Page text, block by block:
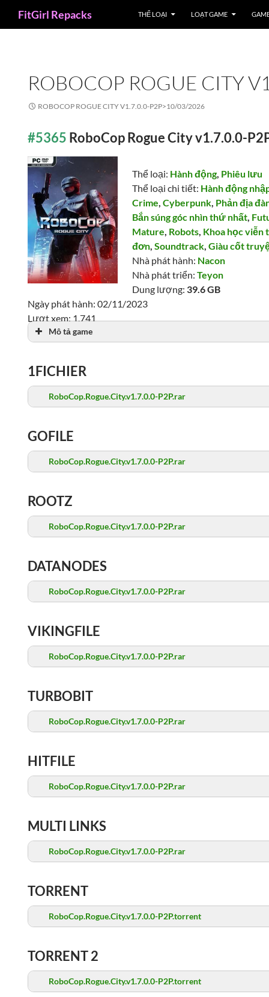
FitGirl Repacks THỂ LOẠI LOẠT GAME
ROBOCOP ROGUE CITY
ROBOCOP ROGUE CITY V1.7.0.0-P2P>10/03/2026
#5365 RoboCop Rogue City v1.7.0.0-
Thể loại: Hành động, Phiêu lưu
Thể loại chi tiết: Hành động
Crime,Cyberpunk, Phản địa
Bắn súng góc nhìn thứ nhất,
Mature, Robots, Khoa học viễn
đơn,Soundtrack,Giàu cốt
Nhà phát hành: Nacon
Nhà phát triển:Teyon
Dung lượng: 39.6 GB
Ngày phát hành: 02/11/2023
Lượt xem: 1,741
Mô tả game
1FICHIER
RoboCop.Rogue.City.v1.7.0.0-P2P.rar
GOFILE
RoboCop.Rogue.City.v1.7.0.0-P2P.rar
ROOTZ
RoboCop.Rogue.City.v1.7.0.0-P2P.rar
DATANODES
RoboCop.Rogue.City.v1.7.0.0-P2P.rar
VIKINGFILE
RoboCop.Rogue.City.v1.7.0.0-P2P.rar
TURBOBIT
RoboCop.Rogue.City.v1.7.0.0-P2P.rar
HITFILE
RoboCop.Rogue.City.v1.7.0.0-P2P.rar
MULTI LINKS
RoboCop.Rogue.City.v1.7.0.0-P2P.rar
TORRENT
RoboCop.Rogue.City.v1.7.0.0-P2P.torrent
TORRENT 2
RoboCop.Rogue.City.v1.7.0.0-P2P.torrent